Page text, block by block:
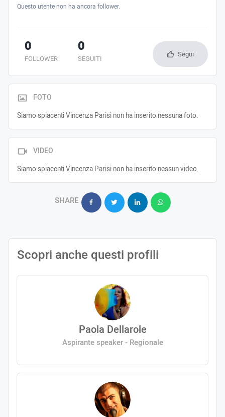
Questo utente non ha ancora follower.
FOLLOWER
0
SEGUITI
0 Segui
FOTO
Siamo spiacenti Vincenza Parisi non ha inserito nessuna foto.
VIDEO
Siamo spiacenti Vincenza Parisi non ha inserito nessun video.
SHARE
Scopri anche questi profili
Paola Dellarole
Aspirante speaker - Regionale